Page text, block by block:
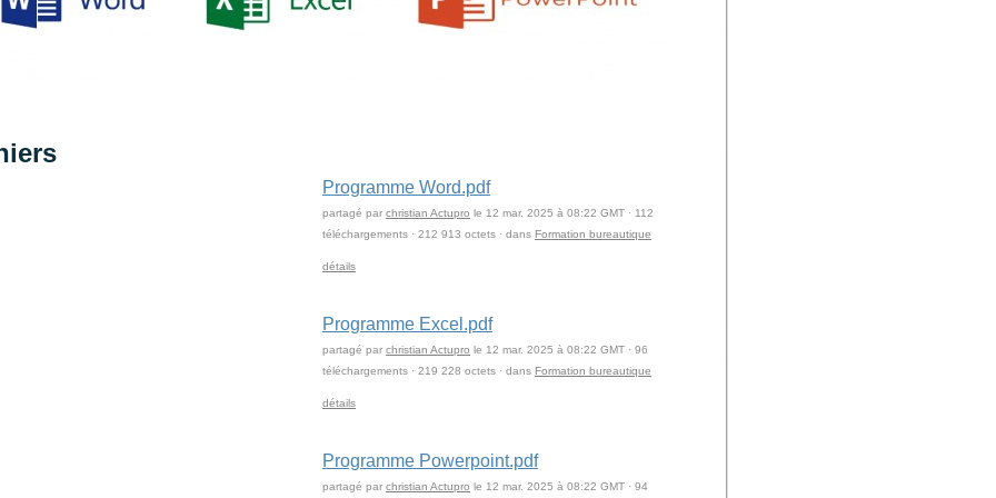
Programme Word.pdf
partagé par christian Actupro le 12 mar. 2025 à 08:22 GMT · 112
téléchargements · 212 913 octets · dans Formation bureautique
détails
Programme Excel.pdf
partagé par christian Actupro le 12 mar. 2025 à 08:22 GMT · 96
téléchargements · 219 228 octets · dans Formation bureautique
détails
Programme Powerpoint.pdf
partagé par christian Actupro le 12 mar. 2025 à 08:22 GMT · 94